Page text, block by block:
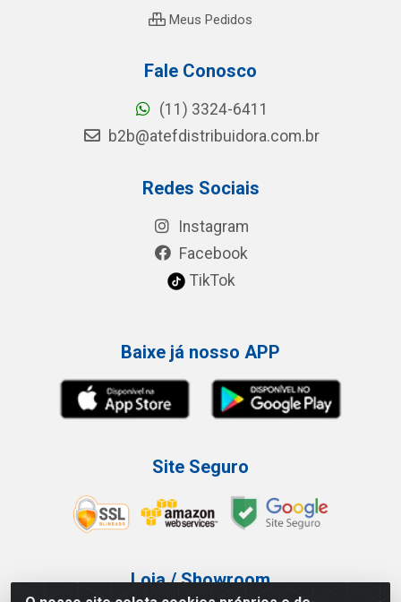
Meus Pedidos
Fale Conosco
(11) 3324-6411
b2b@atefdistribuidora.com.br
Redes Sociais
Instagram
Facebook
TikTok
Baixe já nosso APP
Site Seguro
Loja / Showroom